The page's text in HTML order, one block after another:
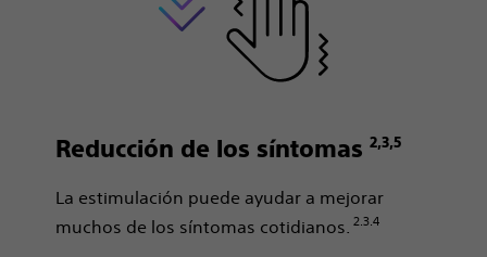
Reducción de los síntomas2,3,5
La estimulación puede ayudar a mejorar
muchos de los síntomas cotidianos.2.3.4